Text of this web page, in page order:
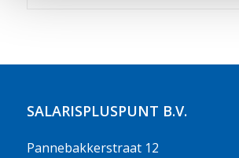
SALARISPLUSPUNT B.V.
Pannebakkerstraat 12